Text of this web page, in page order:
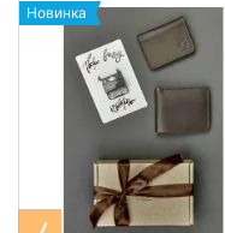
Новинка